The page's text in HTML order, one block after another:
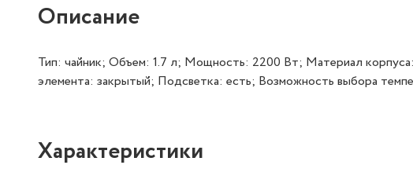
Описание
Тип: чайник; Объем: 1.7 л; Мощность: 2200 Вт; Материал
элемента: закрытый; Подсветка: есть; Возможность выбора
Характеристики